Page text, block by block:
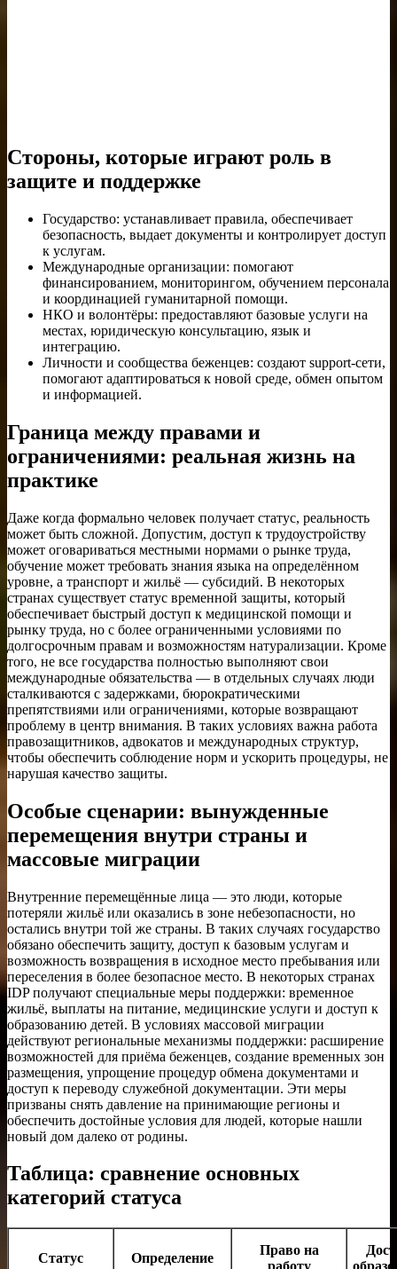
Стороны, которые играют роль в
защите и поддержке
Государство: устанавливает правила, обеспечивает
безопасность, выдает документы и контролирует доступ
к услугам.
Международные организации: помогают
финансированием, мониторингом, обучением персонала
и координацией гуманитарной помощи.
НКО и волонтёры: предоставляют базовые услуги на
местах, юридическую консультацию, язык и
интеграцию.
Личности и сообщества беженцев: создают support-сети,
помогают адаптироваться к новой среде, обмен опытом
и информацией.
Граница между правами и
ограничениями: реальная жизнь на
практике
Даже когда формально человек получает статус, реальность
может быть сложной. Допустим, доступ к трудоустройству
может оговариваться местными нормами о рынке труда,
обучение может требовать знания языка на определённом
уровне, а транспорт и жильё — субсидий. В некоторых
странах существует статус временной защиты, который
обеспечивает быстрый доступ к медицинской помощи и
рынку труда, но с более ограниченными условиями по
долгосрочным правам и возможностям натурализации. Кроме
того, не все государства полностью выполняют свои
международные обязательства — в отдельных случаях люди
сталкиваются с задержками, бюрократическими
препятствиями или ограничениями, которые возвращают
проблему в центр внимания. В таких условиях важна работа
правозащитников, адвокатов и международных структур,
чтобы обеспечить соблюдение норм и ускорить процедуры, не
нарушая качество защиты.
Особые сценарии: вынужденные
перемещения внутри страны и
массовые миграции
Внутренние перемещённые лица — это люди, которые
потеряли жильё или оказались в зоне небезопасности, но
остались внутри той же страны. В таких случаях государство
обязано обеспечить защиту, доступ к базовым услугам и
возможность возвращения в исходное место пребывания или
переселения в более безопасное место. В некоторых странах
IDP получают специальные меры поддержки: временное
жильё, выплаты на питание, медицинские услуги и доступ к
образованию детей. В условиях массовой миграции
действуют региональные механизмы поддержки: расширение
возможностей для приёма беженцев, создание временных зон
размещения, упрощение процедур обмена документами и
доступ к переводу служебной документации. Эти меры
призваны снять давление на принимающие регионы и
обеспечить достойные условия для людей, которые нашли
новый дом далеко от родины.
Таблица: сравнение основных
категорий статуса
Статус Определение
Право на